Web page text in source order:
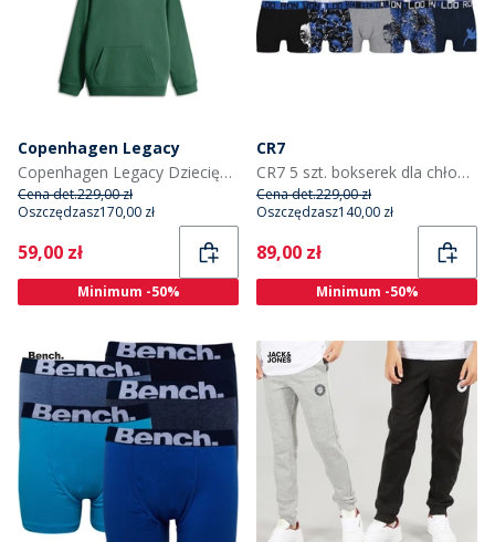
Copenhagen Legacy
Copenhagen Legacy Dziecięce Bluzy z kapturami Zielony
Cena det.229,00 zł
Oszczędzasz170,00 zł
Current
59,00 zł
Minimum -50%
CR7
CR7 5 szt. bokserek dla chłopca kolor niejednolity
Cena det.229,00 zł
Oszczędzasz140,00 zł
Current
89,00 zł
Minimum -50%